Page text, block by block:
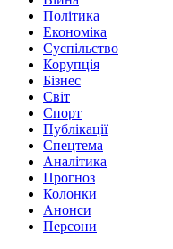
Політика
Економіка
Суспільство
Корупція
Бізнес
Світ
Спорт
Публікації
Спецтема
Аналітика
Прогноз
Колонки
Анонси
Персони